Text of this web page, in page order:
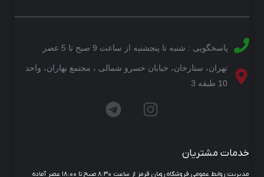
پاسخگویی : شنبه تا پنجشنبه از ساعت 9 صبح تا 5 عصر
تهران، ستارخان، خیابان خسرو شمالی ، مجتمع بهاران، واحد
10 طبقه 3
خدمات مشتریان
مدیریت روابط عمومی فروشگاه روبان قرمز از ساعت ۸:۳۰ صبح تا ۱۸:۰۰ عصر آماده